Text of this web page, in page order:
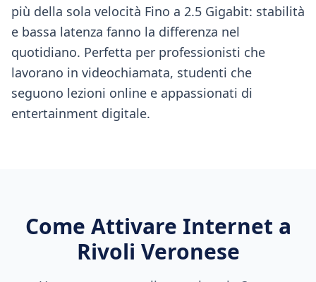
più della sola velocità Fino a 2.5 Gigabit: stabilità
e bassa latenza fanno la differenza nel
quotidiano. Perfetta per professionisti che
lavorano in videochiamata, studenti che
seguono lezioni online e appassionati di
entertainment digitale.
Come Attivare Internet a
Rivoli Veronese